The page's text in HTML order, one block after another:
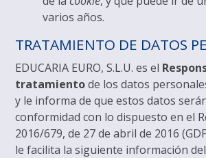
varios años.
TRATAMIENTO DE DATOS
EDUCARIA EURO, S.L.U. es el
tratamientode los datos
y le informa de que estos datos
conformidad con lo dispuesto en el
2016/679, de 27 de abril de 2016
le facilita la siguiente información